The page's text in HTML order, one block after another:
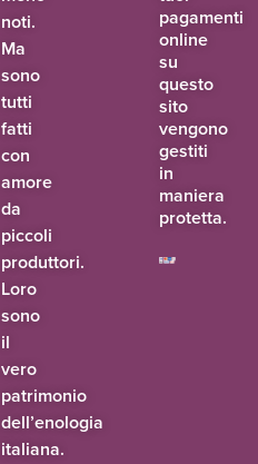
noti.
Ma
sono
tutti
fatti
con
amore
da
piccoli
produttori.
Loro
sono
il
vero
patrimonio
dell’enologia
italiana.
pagamenti
online
su
questo
sito
vengono
gestiti
in
maniera
protetta.